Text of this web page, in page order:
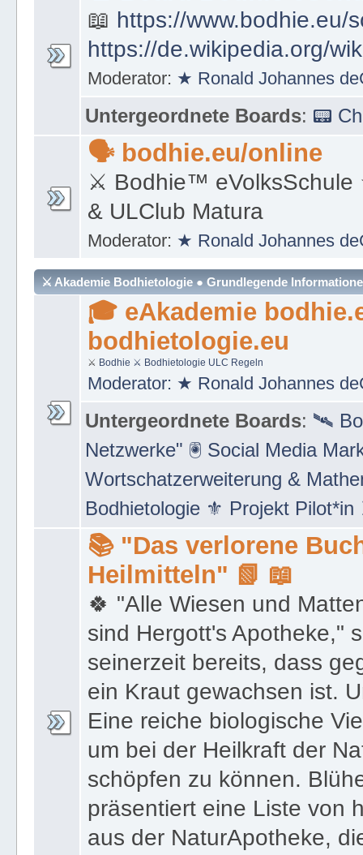
📒 Board Bodhie
📖https://www.bodhie.eu/
https://de.wikipedia.org/
Moderator:★ Ronald Johannes
Untergeordnete Boards:📟
🗣 bodhie.eu/online
⚔ Bodhie™
& ULClub Matura
Moderator:★ Ronald Johannes
⚔ Akademie Bodhietologie ● Grundlegende
🎓 eAkademie
bodhietologie.eu
Moderator:★ Ronald Johannes
Untergeordnete Boards:🛰
Netzwerke" 🖲 Social Media
Wortschatzerweiterung &
Bodhietologie ⚜ Projekt
📚 "Das verlorene
Heilmitteln" 📗 📖
🍀 "Alle Wiesen und
sind Hergott's Apotheke,"
seinerzeit bereits, dass
ein Kraut gewachsen ist.
Eine reiche biologische
um bei der Heilkraft der
schöpfen zu können.
präsentiert eine Liste von